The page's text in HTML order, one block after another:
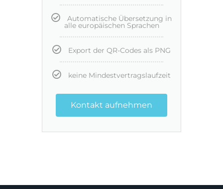
Automatische Übersetzung in
alle europäischen Sprachen
Export der QR-Codes als PNG
keine Mindestvertragslaufzeit
Kontakt aufnehmen